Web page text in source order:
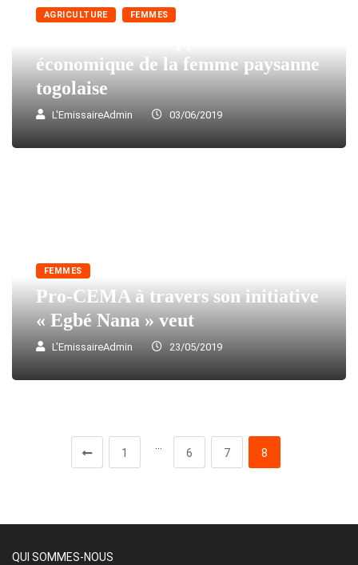
AGRICULTURE FEMMES
économique de la femme paysanne
togolaise
L'EmissaireAdmin 03/06/2019
FEMMES
Pro-CEMA à travers son initiative
« Egbé Nana » veut
L'EmissaireAdmin 23/05/2019
1
…
6 7 8
QUI SOMMES-NOUS